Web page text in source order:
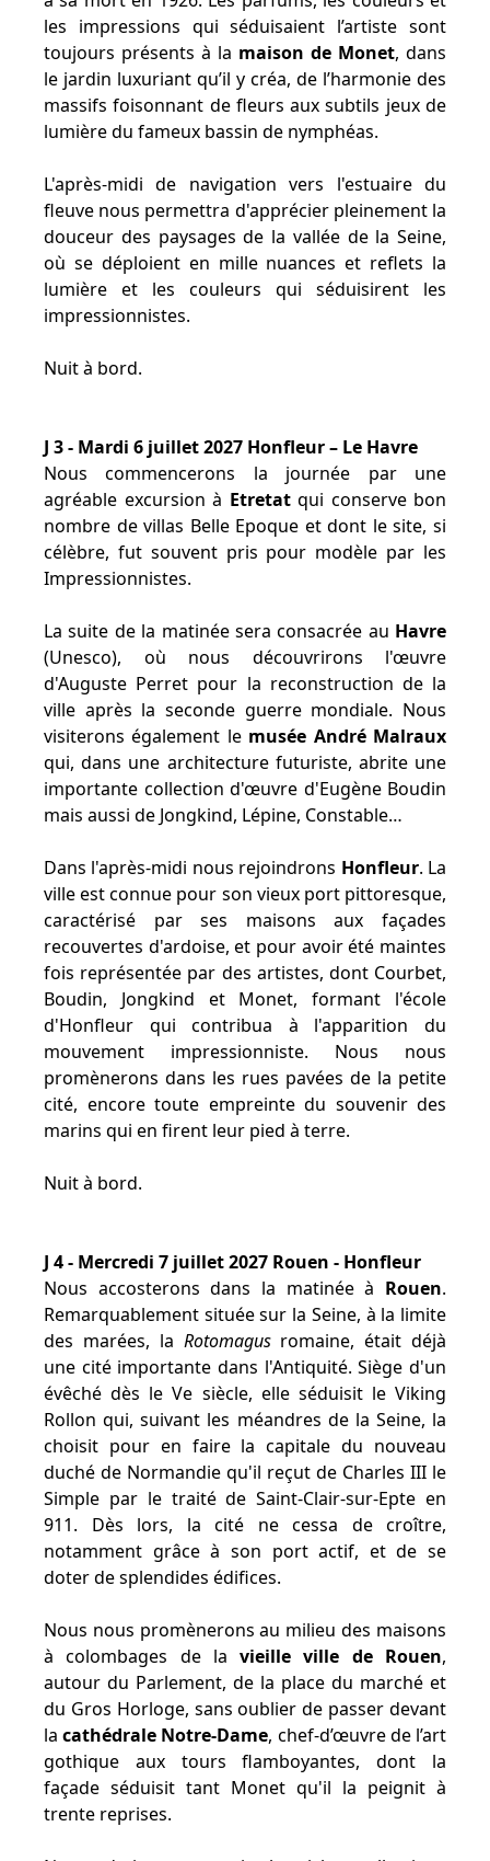
les impressions qui séduisaient l’artiste sont
toujours présents à la maison de Monet, dans
le jardin luxuriant qu’il y créa, de l’harmonie des
massifs foisonnant de fleurs aux subtils jeux de
lumière du fameux bassin de nymphéas.
L'après-midi de navigation vers l'estuaire du
fleuve nous permettra d'apprécier pleinement la
douceur des paysages de la vallée de la Seine,
où se déploient en mille nuances et reflets la
lumière et les couleurs qui séduisirent les
impressionnistes.
Nuit à bord.
J 3 - Mardi 6 juillet 2027 Honfleur – Le Havre
Nous commencerons la journée par une
agréable excursion à Etretatqui conserve bon
nombre de villas Belle Epoque et dont le site, si
célèbre, fut souvent pris pour modèle par les
Impressionnistes.
La suite de la matinée sera consacrée au Havre
(Unesco), où nous découvrirons l'œuvre
d'Auguste Perret pour la reconstruction de la
ville après la seconde guerre mondiale. Nous
visiterons également le musée André Malraux
qui, dans une architecture futuriste, abrite une
importante collection d'œuvre d'Eugène Boudin
mais aussi de Jongkind, Lépine, Constable…
Dans l'après-midi nous rejoindrons Honfleur. La
ville est connue pour son vieux port pittoresque,
caractérisé par ses maisons aux façades
recouvertes d'ardoise, et pour avoir été maintes
fois représentée par des artistes, dont Courbet,
Boudin, Jongkind et Monet, formant l'école
d'Honfleur qui contribua à l'apparition du
mouvement impressionniste. Nous nous
promènerons dans les rues pavées de la petite
cité, encore toute empreinte du souvenir des
marins qui en firent leur pied à terre.
Nuit à bord.
J 4 - Mercredi 7 juillet 2027 Rouen - Honfleur
Nous accosterons dans la matinée à Rouen.
Remarquablement située sur la Seine, à la limite
des marées, la Rotomagusromaine, était déjà
une cité importante dans l'Antiquité. Siège d'un
évêché dès le Ve siècle, elle séduisit le Viking
Rollon qui, suivant les méandres de la Seine, la
choisit pour en faire la capitale du nouveau
duché de Normandie qu'il reçut de Charles III le
Simple par le traité de Saint-Clair-sur-Epte en
911. Dès lors, la cité ne cessa de croître,
notamment grâce à son port actif, et de se
doter de splendides édifices.
Nous nous promènerons au milieu des maisons
à colombages de lavieille ville de Rouen,
autour du Parlement, de la place du marché et
du Gros Horloge, sans oublier de passer devant
lacathédrale Notre-Dame, chef-d’œuvre de l’art
gothique aux tours flamboyantes, dont la
façade séduisit tant Monet qu'il la peignit à
trente reprises.